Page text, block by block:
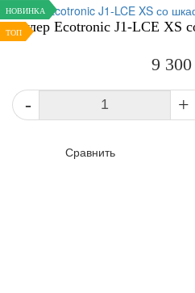
НОВИНКА
ТОПКулер Ecotronic J1-LCE XS
9 300
- +
Сравнить